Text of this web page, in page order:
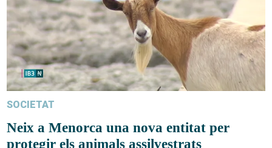
SOCIETAT
Neix a Menorca una nova entitat per
protegir els animals assilvestrats